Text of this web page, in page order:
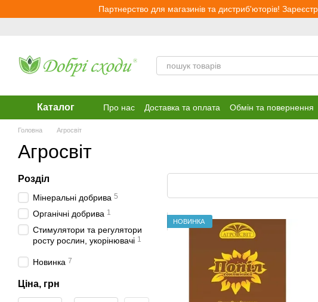
Перейти до основного контентуПартнерство для магазинів та дистриб'юторів!
Каталог Про нас Доставка та оплата Обмін та повернення
Головна Агросвіт
Агросвіт
НОВИНКА
Розділ
Мінеральні добрива 5
Органічні добрива 1
Стимулятори та регулятори
росту рослин, укорінювачі 1
Новинка 7
Ціна, грн